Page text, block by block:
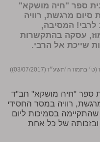
ספר "חיה מושקא"
סיום מרגשת, רוויה
המסיבה,
עסקה בהתקשרות
שייכת אל הרבי.
ה׳תשע״ז (03/07/2017))
ספר "חיה מושקא" חב"ד
רוויה במסר החסידי
בסמיכות ליום
של כל אחת